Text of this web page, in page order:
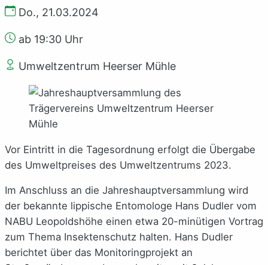
Do., 21.03.2024
ab 19:30 Uhr
Umweltzentrum Heerser Mühle
Vor Eintritt in die Tagesordnung erfolgt die Übergabe
des Umweltpreises des Umweltzentrums 2023.
Im Anschluss an die Jahreshauptversammlung wird
der bekannte lippische Entomologe Hans Dudler vom
NABU Leopoldshöhe einen etwa 20-minütigen Vortrag
zum Thema Insektenschutz halten. Hans Dudler
berichtet über das Monitoringprojekt an